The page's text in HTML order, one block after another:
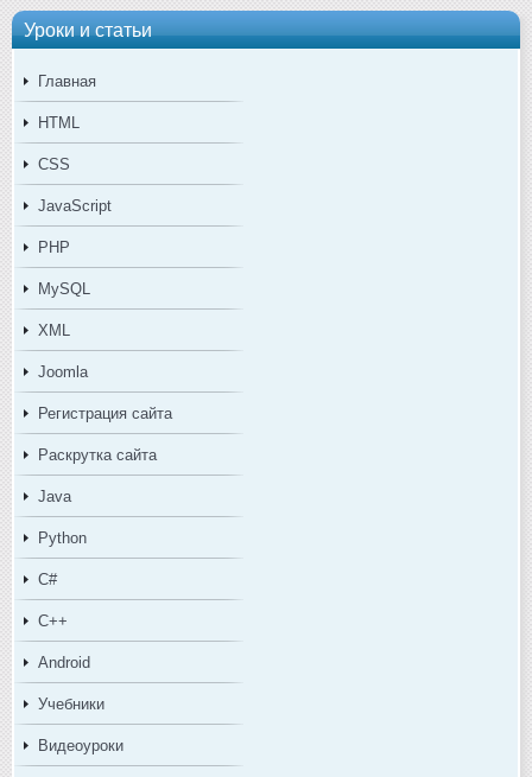
Уроки и статьи
Главная
HTML
CSS
JavaScript
PHP
MySQL
XML
Joomla
Регистрация сайта
Раскрутка сайта
Java
Python
C#
C++
Android
Учебники
Видеоуроки